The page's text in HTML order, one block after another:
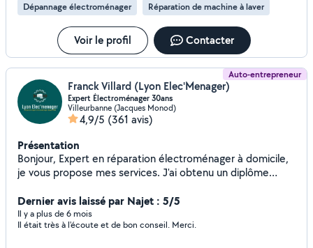
Dépannage électroménager Réparation de machine à laver
Voir le profil Contacter
Auto-entrepreneur
Franck Villard (Lyon Elec'Menager)
Expert Électroménager 30ans
Villeurbanne (Jacques Monod)
4,9/5 (361 avis)
Présentation
Bonjour, Expert en réparation électroménager à domicile,
je vous propose mes services. J'ai obtenu un diplôme
d'apprentissages alternés auprès d'un artisan en 1995.
Expertise/diagnostic et réparation sur tous types
d'appareils électroménager. Étant spécialisé et
Dernier avis laissé par Najet : 5/5
Il y a plus de 6 mois
Il était très à l'écoute et de bon conseil. Merci.